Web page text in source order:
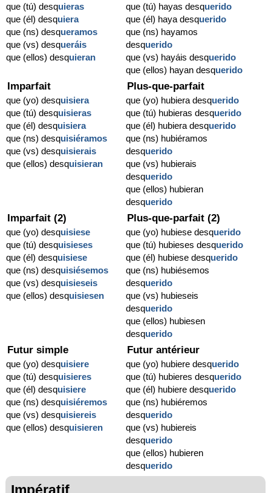
que (tú) desquieras
que (él) desquiera
que (ns) desqueramos
que (vs) desqueráis
que (ellos) desquieran
que (tú) hayas desquerido
que (él) haya desquerido
que (ns) hayamos
desquerido
que (vs) hayáis desquerido
que (ellos) hayan desquerido
Imparfait
que (yo) desquisiera
que (tú) desquisieras
que (él) desquisiera
que (ns) desquisiéramos
que (vs) desquisierais
que (ellos) desquisieran
Plus-que-parfait
que (yo) hubiera desquerido
que (tú) hubieras desquerido
que (él) hubiera desquerido
que (ns) hubiéramos
desquerido
que (vs) hubierais
desquerido
que (ellos) hubieran
desquerido
Imparfait (2)
que (yo) desquisiese
que (tú) desquisieses
que (él) desquisiese
que (ns) desquisiésemos
que (vs) desquisieseis
que (ellos) desquisiesen
Plus-que-parfait (2)
que (yo) hubiese desquerido
que (tú) hubieses desquerido
que (él) hubiese desquerido
que (ns) hubiésemos
desquerido
que (vs) hubieseis
desquerido
que (ellos) hubiesen
desquerido
Futur simple
que (yo) desquisiere
que (tú) desquisieres
que (él) desquisiere
que (ns) desquisiéremos
que (vs) desquisiereis
que (ellos) desquisieren
Futur antérieur
que (yo) hubiere desquerido
que (tú) hubieres desquerido
que (él) hubiere desquerido
que (ns) hubiéremos
desquerido
que (vs) hubiereis
desquerido
que (ellos) hubieren
desquerido